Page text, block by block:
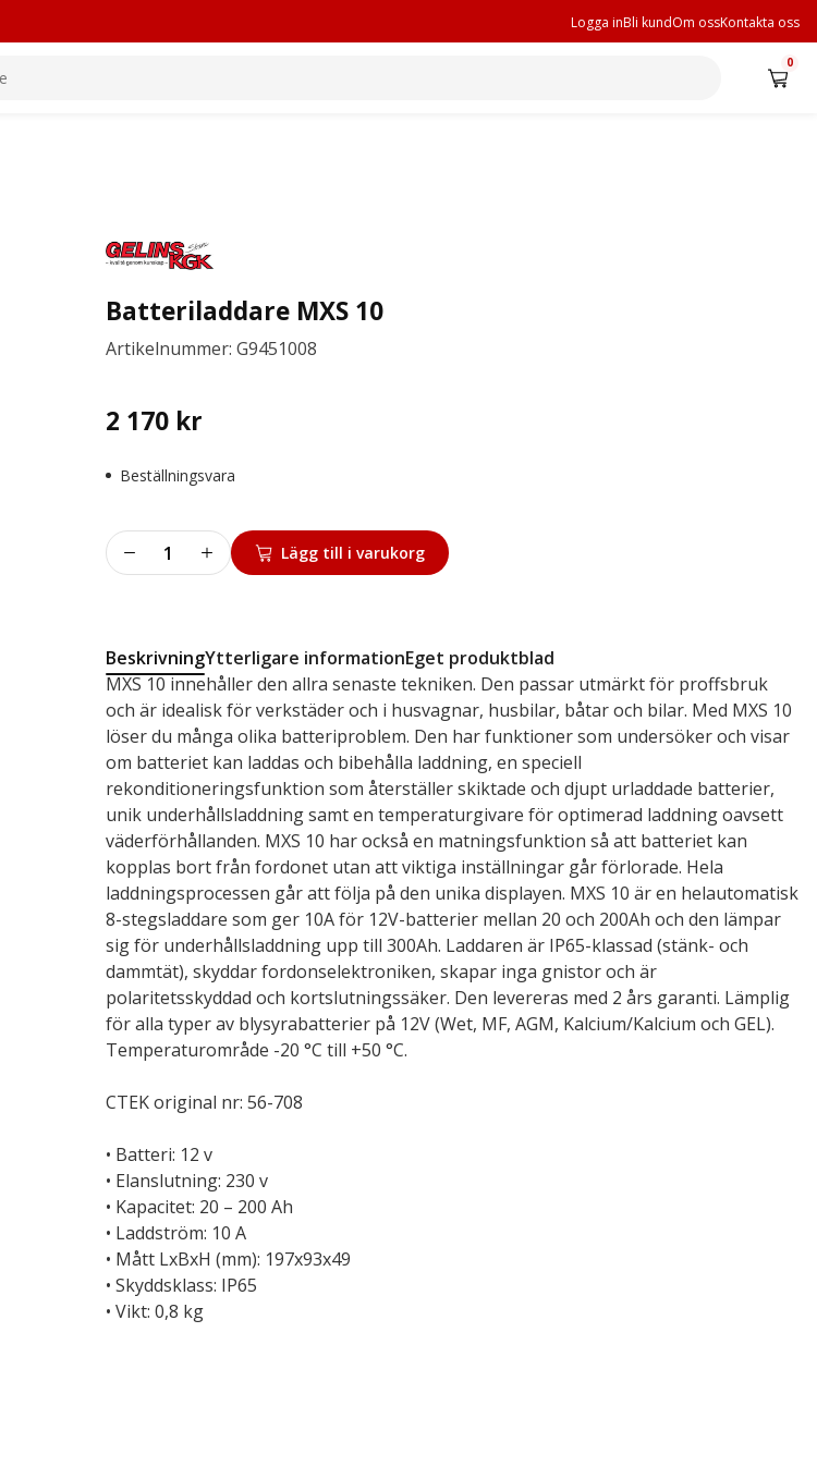
Logga inBli kundOm ossKontakta oss
0
Batteriladdare MXS 10
Artikelnummer: G9451008
2 170 kr
Beställningsvara
Batteriladdare
MXS
Lägg till i varukorg
BeskrivningYtterligare informationEget produktblad
MXS 10 innehåller den allra senaste tekniken. Den passar utmärkt för proffsbruk
och är idealisk för verkstäder och i husvagnar, husbilar, båtar och bilar. Med MXS 10
löser du många olika batteriproblem. Den har funktioner som undersöker och visar
om batteriet kan laddas och bibehålla laddning, en speciell
rekonditioneringsfunktion som återställer skiktade och djupt urladdade batterier,
unik underhållsladdning samt en temperaturgivare för optimerad laddning oavsett
väderförhållanden. MXS 10 har också en matningsfunktion så att batteriet kan
kopplas bort från fordonet utan att viktiga inställningar går förlorade. Hela
laddningsprocessen går att följa på den unika displayen. MXS 10 är en helautomatisk
8-stegsladdare som ger 10A för 12V-batterier mellan 20 och 200Ah och den lämpar
sig för underhållsladdning upp till 300Ah. Laddaren är IP65-klassad (stänk- och
dammtät), skyddar fordonselektroniken, skapar inga gnistor och är
polaritetsskyddad och kortslutningssäker. Den levereras med 2 års garanti. Lämplig
för alla typer av blysyrabatterier på 12V (Wet, MF, AGM, Kalcium/Kalcium och GEL).
Temperaturområde -20 °C till +50 °C.
CTEK original nr: 56-708
• Batteri: 12 v
• Elanslutning: 230 v
• Kapacitet: 20 – 200 Ah
• Laddström: 10 A
• Mått LxBxH (mm): 197x93x49
• Skyddsklass: IP65
• Vikt: 0,8 kg